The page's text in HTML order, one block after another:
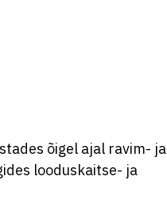
õigel ajal ravim- ja
looduskaitse- ja